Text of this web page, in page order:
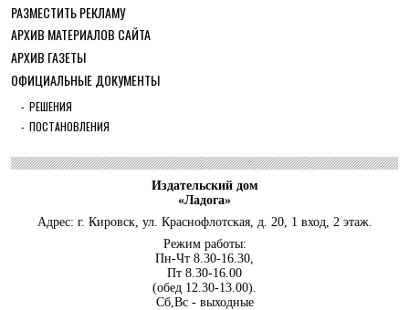
С рабочим визитом в Кировский район
ОБЩЕСТВО
Особенный спортивно-туристский слёт
29 ИЮЛЯ 2026
Юлия Бахир в составе сборной
Ленобласти стала серебряным ...
ОБЩЕСТВО
Трудовой отряд: делаем город чище, а
себя — каждый раз ещ...
РАЗМЕСТИТЬ РЕКЛАМУ
АРХИВ МАТЕРИАЛОВ САЙТА
АРХИВ ГАЗЕТЫ
ОФИЦИАЛЬНЫЕ ДОКУМЕНТЫ
РЕШЕНИЯ
ПОСТАНОВЛЕНИЯ
Издательский дом
«Ладога»
Адрес: г. Кировск, ул. Краснофлотская, д. 20, 1 вход, 2 этаж.
Режим работы:
Пн-Чт 8.30-16.30,
Пт 8.30-16.00
(обед 12.30-13.00).
Сб,Вс - выходные